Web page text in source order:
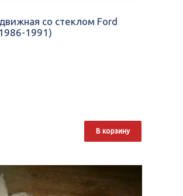
со стеклом Ford
1991)
В корзину